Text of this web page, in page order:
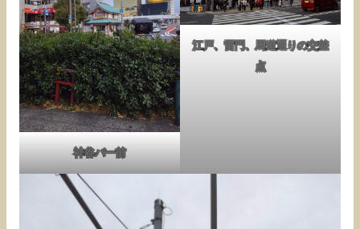
神谷バー前
江戸、雷門、馬道通りの交差
点